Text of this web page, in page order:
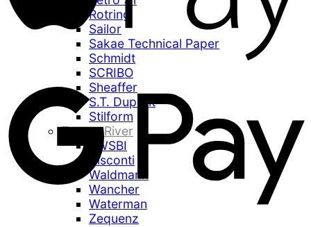
Rotring
Sailor
Sakae Technical Paper
Schmidt
SCRIBO
Sheaffer
S.T. Dupont
Stilform
Tomoe River
TWSBI
Visconti
Waldmann
Wancher
Waterman
Zequenz